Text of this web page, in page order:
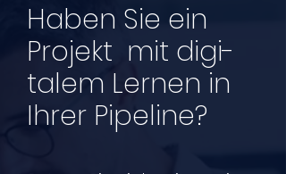
Haben Sie ein
Projekt mit digi-
talem Lernen in
Ihrer Pipeline?